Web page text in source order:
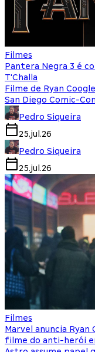
Filmes
Pantera Negra 3 é
T'Challa
Filme de Ryan
San Diego Comic-Con
Pedro Siqueira
25.jul.26
Pedro Siqueira
25.jul.26
Filmes
Marvel anuncia
filme do anti-herói